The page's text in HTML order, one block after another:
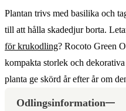
Plantan trivs med basilika och
till att hålla skadedjur borta.
för krukodling? Rocoto Green
kompakta storlek och
planta ge skörd år efter år om
Odlingsinformation